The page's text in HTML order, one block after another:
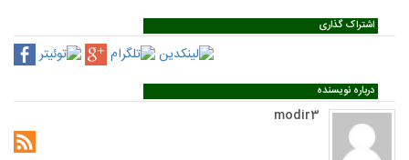
اشتراک گذاری
درباره نویسنده
modir3